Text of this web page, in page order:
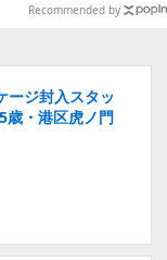
Recommended by
ージ封入スタッ
歳・港区虎ノ門